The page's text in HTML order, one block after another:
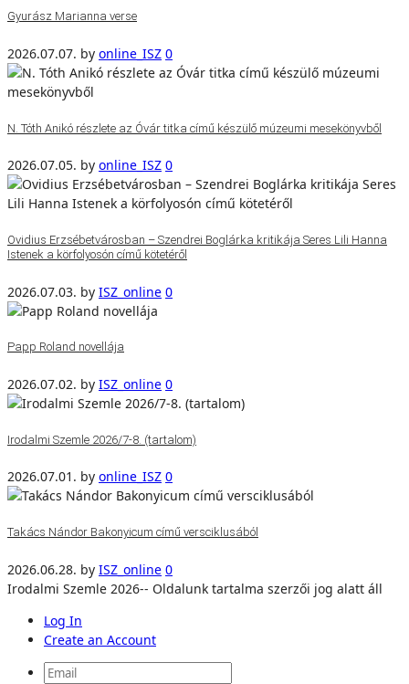
Gyurász Marianna verse
2026.07.07. by online_ISZ 0
N. Tóth Anikó részlete az Óvár titka című készülő múzeumi mesekönyvből
2026.07.05. by online_ISZ 0
Ovidius Erzsébetvárosban – Szendrei Boglárka kritikája Seres Lili Hanna
Istenek a körfolyosón című kötetéről
2026.07.03. by ISZ_online 0
Papp Roland novellája
2026.07.02. by ISZ_online 0
Irodalmi Szemle 2026/7-8. (tartalom)
2026.07.01. by online_ISZ 0
Takács Nándor Bakonyicum című versciklusából
2026.06.28. by ISZ_online 0
Irodalmi Szemle 2026-- Oldalunk tartalma szerzői jog alatt áll
Log In
Create an Account